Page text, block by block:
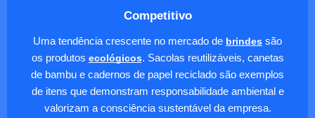
Competitivo
Uma tendência crescente no mercado de brindes são
os produtos ecológicos. Sacolas reutilizáveis, canetas
de bambu e cadernos de papel reciclado são exemplos
de itens que demonstram responsabilidade ambiental e
valorizam a consciência sustentável da empresa.